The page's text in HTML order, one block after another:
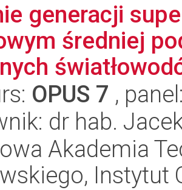
generacji
średniej
OPUS 7 ,
dr hab.
Akademia
Instytut